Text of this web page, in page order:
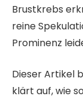
Brustkrebs
reine
Prominenz
Dieser Artikel
klärt auf, wie